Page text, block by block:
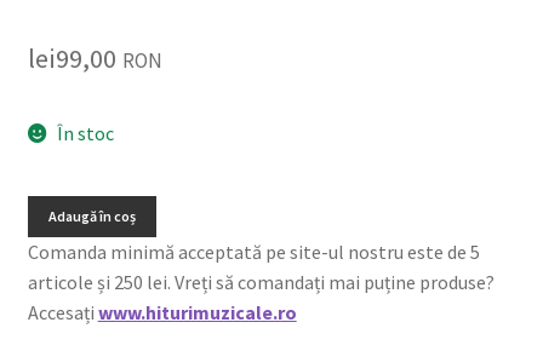
lei99,00 RON
În stoc
Adaugă în coș
Comanda minimă acceptată pe site-ul nostru este de 5
articole și 250 lei. Vreți să comandați mai puține produse?
Accesați www.hiturimuzicale.ro